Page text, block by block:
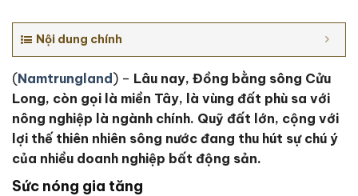
Nội dung chính
(Namtrungland ) – Lâu nay, Đồng bằng sông Cửu
Long, còn gọi là miền Tây, là vùng đất phù sa với
nông nghiệp là ngành chính. Quỹ đất lớn, cộng với
lợi thế thiên nhiên sông nước đang thu hút sự chú ý
của nhiều doanh nghiệp bất động sản.
Sức nóng gia tăng